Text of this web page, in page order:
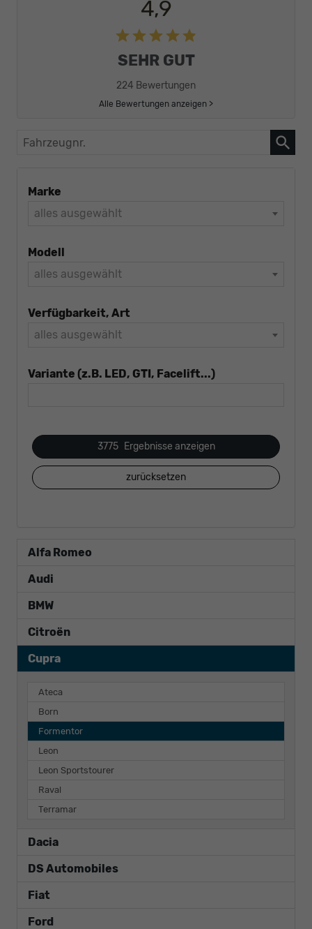
4,9
SEHR GUT
224 Bewertungen
Alle Bewertungen anzeigen >
Fahrzeugnr.
Marke
alles ausgewählt
Modell
alles ausgewählt
Verfügbarkeit, Art
alles ausgewählt
Variante (z.B. LED, GTI, Facelift...)
3775 Ergebnisse anzeigen
zurücksetzen
Alfa Romeo
Audi
BMW
Citroën
Cupra
Ateca
Born
Formentor
Leon
Leon Sportstourer
Raval
Terramar
Dacia
DS Automobiles
Fiat
Ford